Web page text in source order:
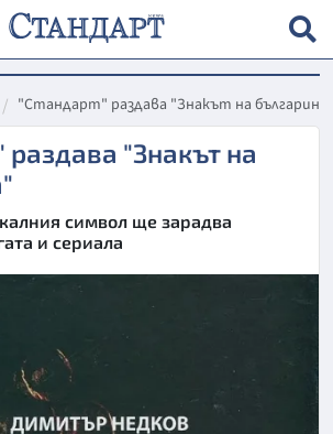
"Стандарт" раздава "Знакът на българина"
раздава "Знакът на
символ ще зарадва
и сериала